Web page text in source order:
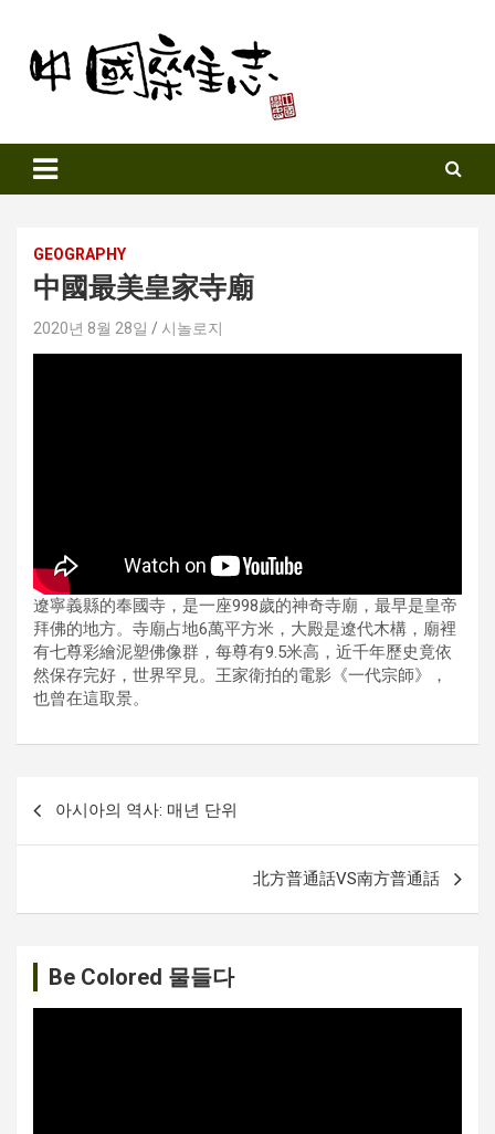
content
Sinozine
GEOGRAPHY
中國最美皇家寺廟
2020년 8월 28일 시놀로지
遼寧義縣的奉國寺，是一座998歲的神奇寺廟，最早是皇帝
拜佛的地方。寺廟占地6萬平方米，大殿是遼代木構，廟裡
有七尊彩繪泥塑佛像群，每尊有9.5米高，近千年歷史竟依
然保存完好，世界罕見。王家衛拍的電影《一代宗師》，
也曾在這取景。
션
아시아의 역사: 매년 단위
北方普通話VS南方普通話
Be Colored 물들다